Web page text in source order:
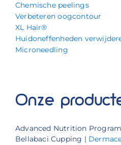
Chemische peelings
Verbeteren oogcontour
XL Hair®
Huidoneffenheden
Microneedling
Onze
Advanced Nutrition
Bellabaci Cupping |